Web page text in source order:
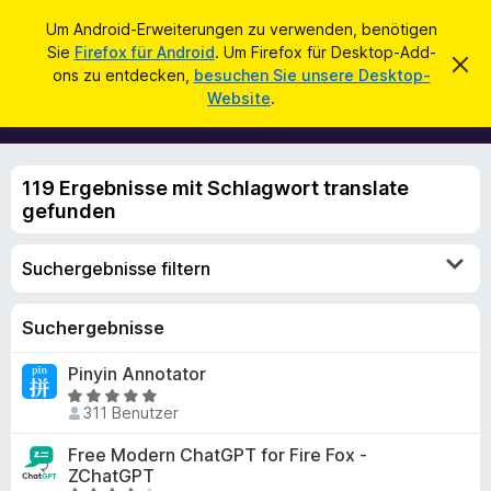
Um Android-Erweiterungen zu verwenden, benötigen
Sie Firefox für Android. Um Firefox für Desktop-Add-
ons zu entdecken, besuchen Sie unsere Desktop-
Website.
D
s
A
d
-
n
r
Anmelden
e
119 Ergebnisse mit Schlagwort translate
gefunden
Suchergebnisse filtern
Suchergebnisse
Pinyin Annotator
B
e
w
e
311 Benutzer
Free Modern ChatGPT for Fire Fox -
ZChatGPT